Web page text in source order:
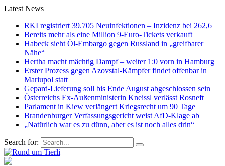
Latest News
RKI registriert 39.705 Neuinfektionen – Inzidenz bei 262,6
Bereits mehr als eine Million 9-Euro-Tickets verkauft
Habeck sieht Öl-Embargo gegen Russland in „greifbarer
Nähe“
Hertha macht mächtig Dampf – weiter 1:0 vorn in Hamburg
Erster Prozess gegen Azovstal-Kämpfer findet offenbar in
Mariupol statt
Gepard-Lieferung soll bis Ende August abgeschlossen sein
Österreichs Ex-Außenministerin Kneissl verlässt Rosneft
Parlament in Kiew verlängert Kriegsrecht um 90 Tage
Brandenburger Verfassungsgericht weist AfD-Klage ab
„Natürlich war es zu dünn, aber es ist noch alles drin“
Search for: